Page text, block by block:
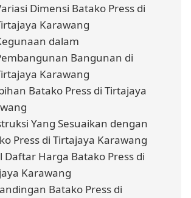
Dimensi Batako Press di
Karawang
dalam
Bangunan di
Karawang
Batako Press di Tirtajaya
Yang Sesuaikan dengan
Press di Tirtajaya Karawang
Daftar Harga Batako Press di
Karawang
Batako Press di